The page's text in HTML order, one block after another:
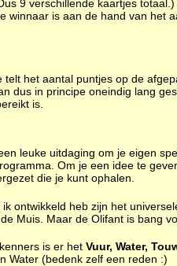
9 verschillende kaartjes
is aan de hand van het
het aantal puntjes op de
dus in principe oneindig lang
is.
leuke uitdaging om je eigen
Om je een idee te
die je kunt ophalen.
ontwikkeld heb zijn het
Muis. Maar de Olifant is bang
is er het Vuur, Water,
Water (bedenk zelf een reden :)